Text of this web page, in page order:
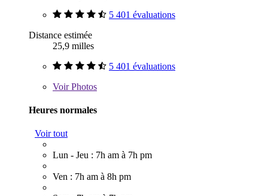
5 401 évaluations
Distance estimée
25,9 milles
5 401 évaluations
VoirPhotos
Heures normales
Voir tout
Lun - Jeu : 7h am à 7h pm
Ven : 7h am à 8h pm